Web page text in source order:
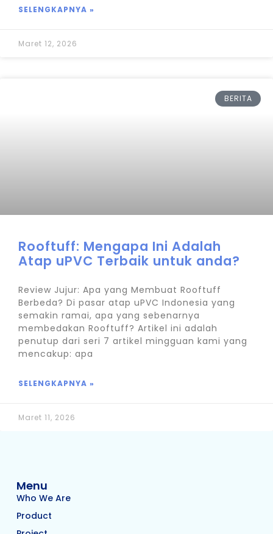
SELENGKAPNYA »
Maret 12, 2026
BERITA
Rooftuff: Mengapa Ini Adalah
Atap uPVC Terbaik untuk anda?
Review Jujur: Apa yang Membuat Rooftuff
Berbeda? Di pasar atap uPVC Indonesia yang
semakin ramai, apa yang sebenarnya
membedakan Rooftuff? Artikel ini adalah
penutup dari seri 7 artikel mingguan kami yang
mencakup: apa
SELENGKAPNYA »
Maret 11, 2026
Menu
Who We Are
Product